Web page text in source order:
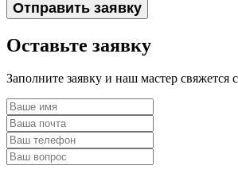
Отправить заявку
Оставьте заявку
Заполните заявку и наш мастер свяжется